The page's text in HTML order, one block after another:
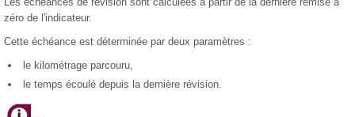
zéro de l'indicateur.
Cette échéance est déterminée par deux paramètres :
le kilométrage parcouru,
le temps écoulé depuis la dernière révision.